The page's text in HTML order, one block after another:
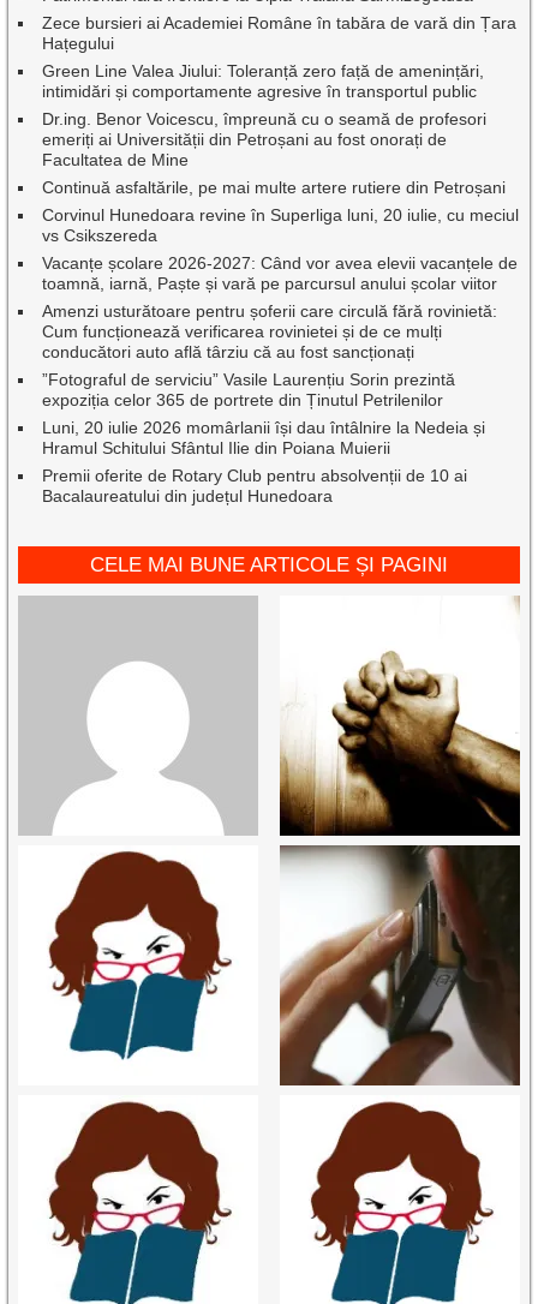
Zece bursieri ai Academiei Române în tabăra de vară din Țara
Hațegului
Green Line Valea Jiului: Toleranță zero față de amenințări,
intimidări și comportamente agresive în transportul public
Dr.ing. Benor Voicescu, împreună cu o seamă de profesori
emeriți ai Universității din Petroșani au fost onorați de
Facultatea de Mine
Continuă asfaltările, pe mai multe artere rutiere din Petroșani
Corvinul Hunedoara revine în Superliga luni, 20 iulie, cu meciul
vs Csikszereda
Vacanțe școlare 2026-2027: Când vor avea elevii vacanțele de
toamnă, iarnă, Paște și vară pe parcursul anului școlar viitor
Amenzi usturătoare pentru șoferii care circulă fără rovinietă:
Cum funcționează verificarea rovinietei și de ce mulți
conducători auto află târziu că au fost sancționați
”Fotograful de serviciu” Vasile Laurențiu Sorin prezintă
expoziția celor 365 de portrete din Ținutul Petrilenilor
Luni, 20 iulie 2026 momârlanii își dau întâlnire la Nedeia și
Hramul Schitului Sfântul Ilie din Poiana Muierii
Premii oferite de Rotary Club pentru absolvenții de 10 ai
Bacalaureatului din județul Hunedoara
CELE MAI BUNE ARTICOLE ȘI PAGINI